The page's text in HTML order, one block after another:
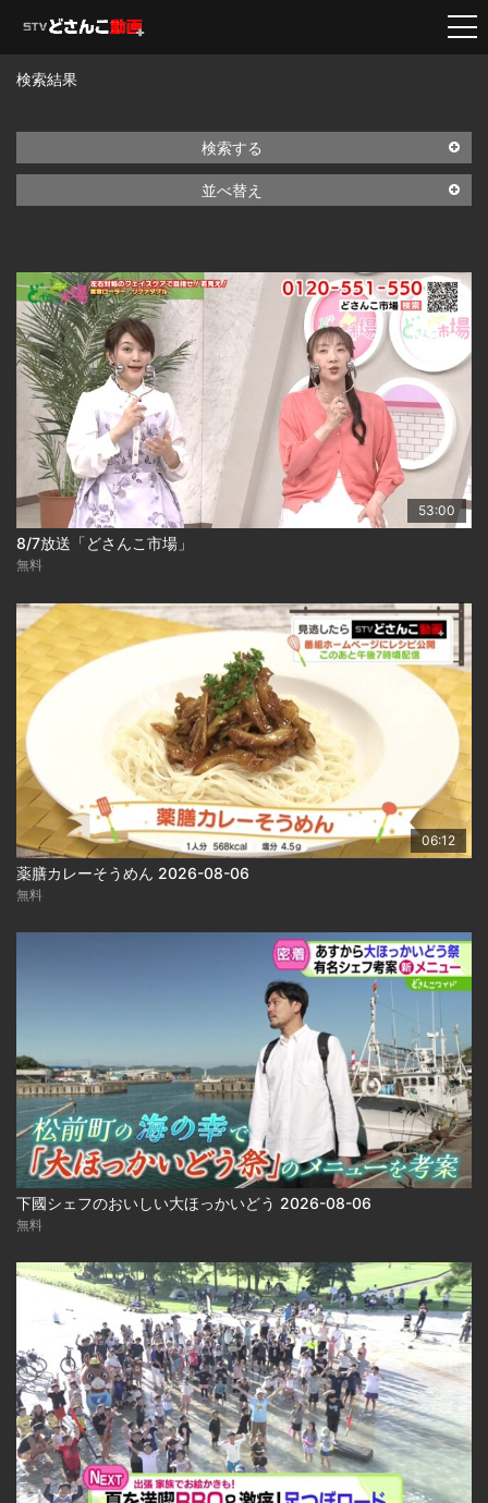
検索結果
検索する
並べ替え
53:00
8/7放送「どさんこ市場」
無料
06:12
薬膳カレーそうめん 2026-08-06
無料
下國シェフのおいしい大ほっかいどう 2026-08-06
無料